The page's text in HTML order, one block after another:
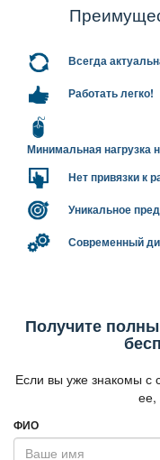
сегда
Работать легко!
Минимальная нагрузка
Нет привязки к
Уникальное
Современный
Получите
Если вы уже знакомы с
ее,
ФИО